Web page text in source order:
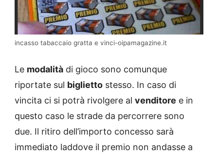
incasso tabaccaio gratta e vinci-oipamagazine.it
Le modalità di gioco sono comunque
riportate sul biglietto stesso. In caso di
vincita ci si potrà rivolgere al venditore e in
questo caso le strade da percorrere sono
due. Il ritiro dell’importo concesso sarà
immediato laddove il premio non andasse a